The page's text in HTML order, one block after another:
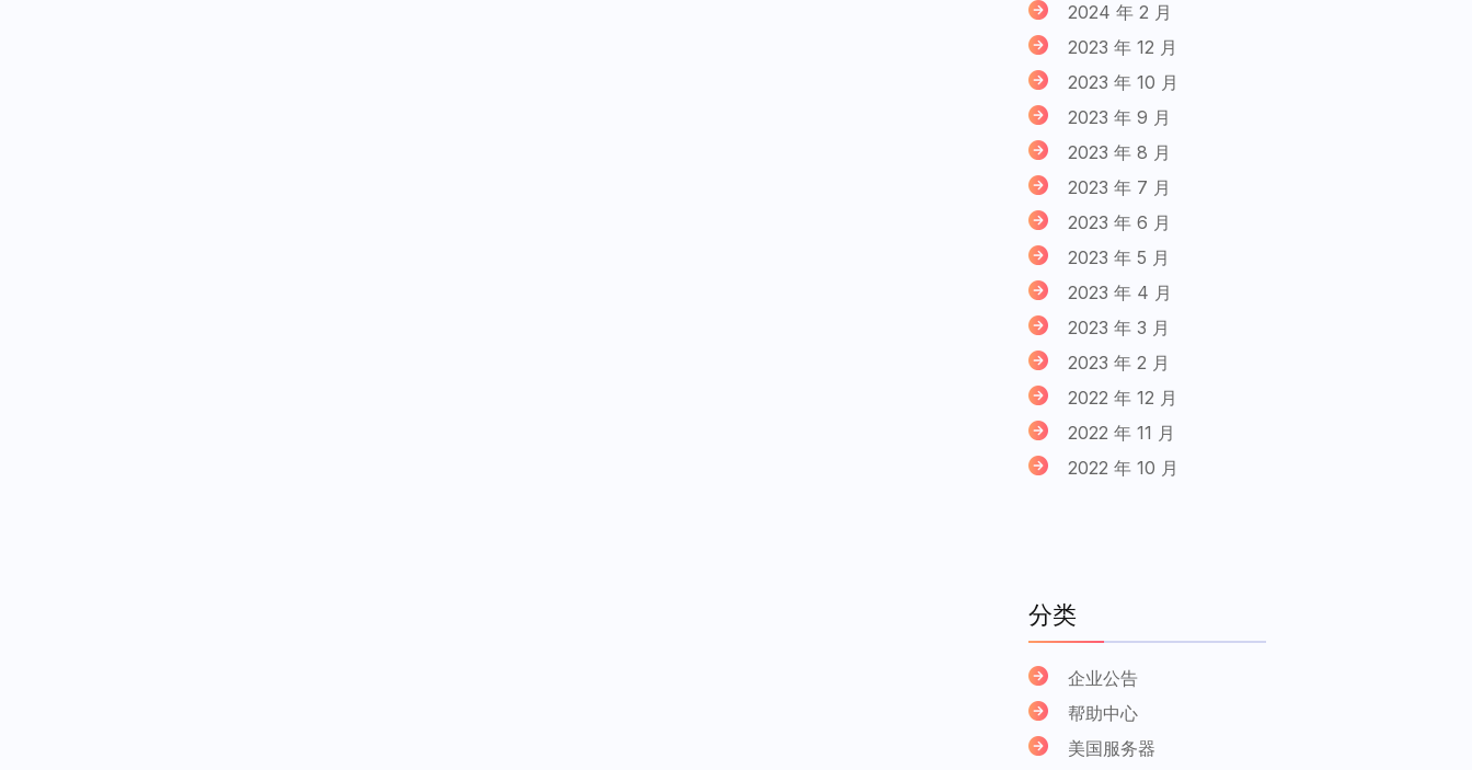
2024 年 2 月
2023 年 12 月
2023 年 10 月
2023 年 9 月
2023 年 8 月
2023 年 7 月
2023 年 6 月
2023 年 5 月
2023 年 4 月
2023 年 3 月
2023 年 2 月
2022 年 12 月
2022 年 11 月
2022 年 10 月
分类
企业公告
帮助中心
美国服务器